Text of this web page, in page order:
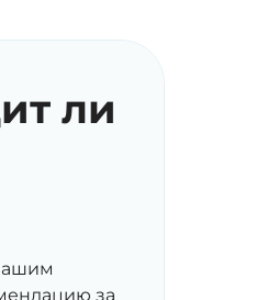
ли
за